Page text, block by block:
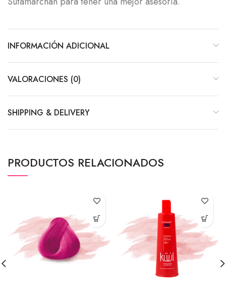
INFORMACIÓN ADICIONAL
VALORACIONES (0)
SHIPPING & DELIVERY
PRODUCTOS RELACIONADOS